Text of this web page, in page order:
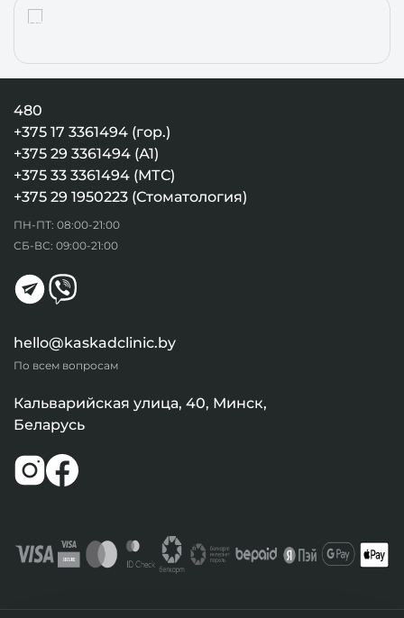
480
+375 17 3361494 (гор.)
+375 29 3361494 (А1)
+375 33 3361494 (МТС)
+375 29 1950223 (Стоматология)
ПН-ПТ: 08:00-21:00
СБ-ВС: 09:00-21:00
hello@kaskadclinic.by
По всем вопросам
Кальварийская улица, 40, Минск,
Беларусь